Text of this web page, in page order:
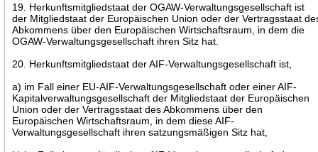
19. Herkunftsmitgliedstaat der OGAW-Verwaltungsgesellschaft ist
der Mitgliedstaat der Europäischen Union oder der Vertragsstaat
Abkommens über den Europäischen Wirtschaftsraum, in dem die
OGAW-Verwaltungsgesellschaft ihren Sitz hat.
20. Herkunftsmitgliedstaat der AIF-Verwaltungsgesellschaft ist,
a) im Fall einer EU-AIF-Verwaltungsgesellschaft oder einer AIF-
Kapitalverwaltungsgesellschaft der Mitgliedstaat der Europäischen
Union oder der Vertragsstaat des Abkommens über den
Europäischen Wirtschaftsraum, in dem diese AIF-
Verwaltungsgesellschaft ihren satzungsmäßigen Sitz hat,